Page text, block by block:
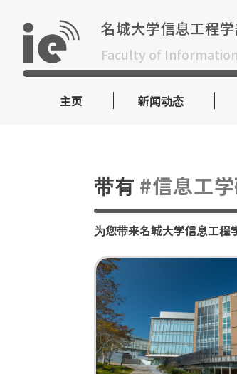
content
名城大学信息工程
Faculty of
主页 新闻动态
带有 #信息工
为您带来名城大学信息工程